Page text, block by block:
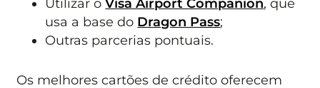
Utilizar oVisa Airport Companion, que
usa a base do Dragon Pass;
Outras parcerias pontuais.
Os melhores cartões de crédito oferecem